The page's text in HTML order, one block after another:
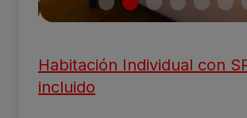
Habitación Individual con
incluido